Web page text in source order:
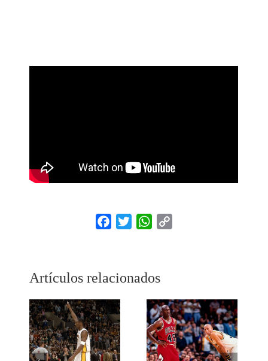
Facebook
Twitter WhatsApp
Artículos relacionados